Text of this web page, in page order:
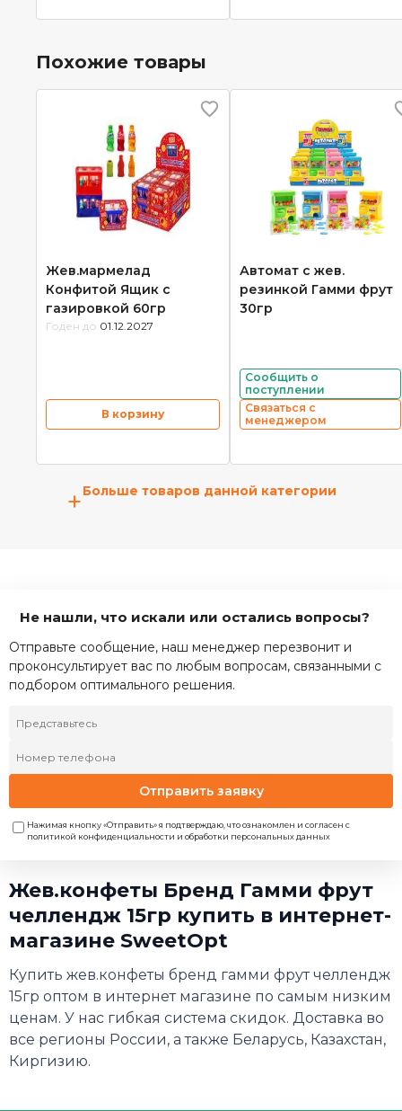
Похожие товары
Жев.мармелад
Конфитой Ящик с
газировкой 60гр
Годен до: 01.12.2027
В корзину
Автомат с жев.
резинкой Гамми фрут
30гр
Сообщить о
поступлении
Связаться с
менеджером
+Больше товаров данной категории
Не нашли, что искали или остались вопросы?
Отправьте сообщение, наш менеджер перезвонит и
проконсультирует вас по любым вопросам, связанными с
подбором оптимального решения.
Отправить заявку
Нажимая кнопку «Отправить» я подтверждаю, что ознакомлен и согласен с
политикой конфиденциальности и обработки персональных данных
Жев.конфеты Бренд Гамми фрут
челлендж 15гр купить в интернет-
магазине SweetOpt
Купить жев.конфеты бренд гамми фрут челлендж
15гр оптом в интернет магазине по самым низким
ценам. У нас гибкая система скидок. Доставка во
все регионы России, а также Беларусь, Казахстан,
Киргизию.